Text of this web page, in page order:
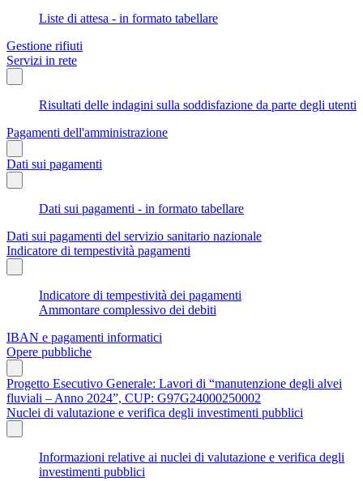
Liste di attesa - in formato tabellare
Gestione rifiuti
Servizi in rete
Risultati delle indagini sulla soddisfazione da parte degli utenti
Pagamenti dell'amministrazione
Dati sui pagamenti
Dati sui pagamenti - in formato tabellare
Dati sui pagamenti del servizio sanitario nazionale
Indicatore di tempestività pagamenti
Indicatore di tempestività dei pagamenti
Ammontare complessivo dei debiti
IBAN e pagamenti informatici
Opere pubbliche
Progetto Esecutivo Generale: Lavori di “manutenzione degli alvei
fluviali – Anno 2024”, CUP: G97G24000250002
Nuclei di valutazione e verifica degli investimenti pubblici
Informazioni relative ai nuclei di valutazione e verifica degli
investimenti pubblici